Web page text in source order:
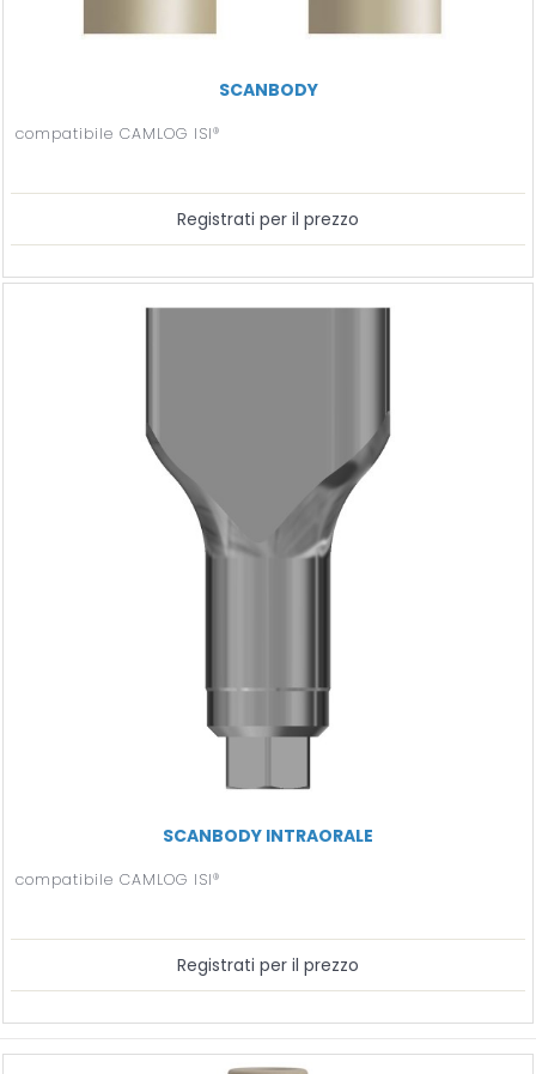
SCANBODY
compatibile CAMLOG ISI®
Registrati per il prezzo
SCANBODY INTRAORALE
compatibile CAMLOG ISI®
Registrati per il prezzo